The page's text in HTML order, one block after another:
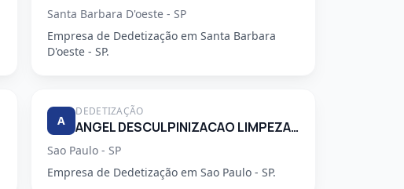
Santa Barbara D'oeste - SP
Empresa de Dedetização em Santa Barbara
D'oeste - SP.
A
DEDETIZAÇÃO
ANGEL DESCULPINIZACAO LIMPEZA E RESTAURACAO DE CAIXAS DAGUA E CONTROLE DE PRAGAS LTDA
Sao Paulo - SP
Empresa de Dedetização em Sao Paulo - SP.